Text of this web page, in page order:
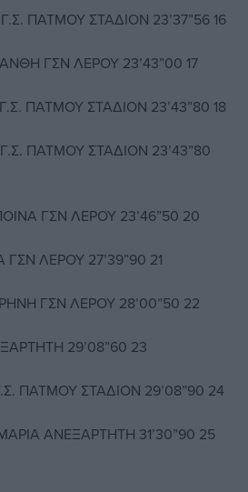
ΠΑΤΜΟΥ ΣΤΑΔΙΟΝ 23’37”56 16
ΓΣΝ ΛΕΡΟΥ 23’43”00 17
ΠΑΤΜΟΥ ΣΤΑΔΙΟΝ 23’43”80 18
ΠΑΤΜΟΥ ΣΤΑΔΙΟΝ 23’43”80
ΓΣΝ ΛΕΡΟΥ 23’46”50 20
ΛΕΡΟΥ 27’39”90 21
ΓΣΝ ΛΕΡΟΥ 28’00”50 22
29’08”60 23
ΠΑΤΜΟΥ ΣΤΑΔΙΟΝ 29’08”90 24
ΑΝΕΞΑΡΤΗΤΗ 31’30”90 25